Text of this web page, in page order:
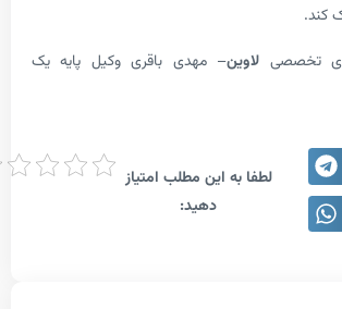
لاوین– مهدی باقری وکیل پایه یک
به این مطلب امتیاز
امتیاز
دهی